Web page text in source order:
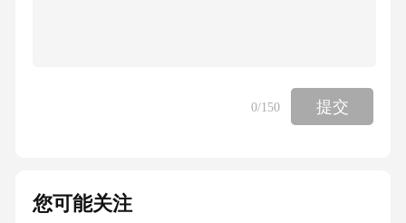
E=DF，在△ABE和△CDF中，（2）当AC=2AB
时，四边形EGCF是矩形；理由如下：∵AC=2O
G∥CF，∴EG∥CF，∵EG=AE，OA=OC，∴OE是
0/150 提交
您可能关注